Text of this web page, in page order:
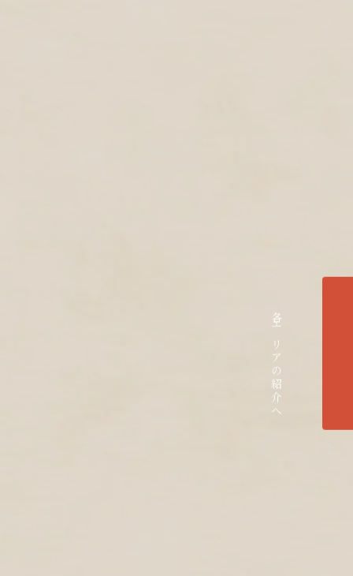
各エリアの紹介へ